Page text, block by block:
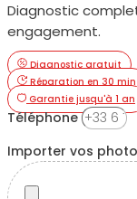
Diagnostic
engagement.
Diagnostic gratuit
Réparation en 30 min
Garantie jusqu'à 1 an
Téléphone
Importer vos